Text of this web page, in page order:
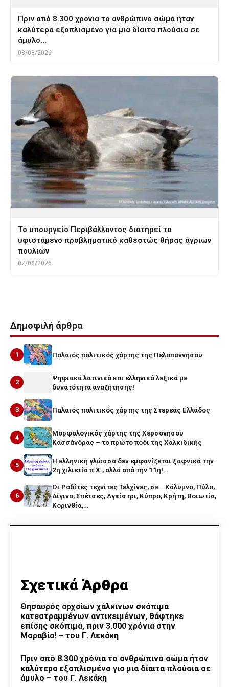
Πριν από 8.300 χρόνια το ανθρώπινο σώμα ήταν
καλύτερα εξοπλισμένο για μια δίαιτα πλούσια σε
άμυλο…
08/08/2026
Το υπουργείο Περιβάλλοντος διατηρεί το
υφιστάμενο προβληματικό καθεστώς θήρας άγριων
πουλιών
07/08/2026
Δημοφιλή άρθρα
1 Παλαιός πολιτικός χάρτης της Πελοποννήσου
2
Ψηφιακά λατινικά και ελληνικά λεξικά με
δυνατότητα αναζήτησης!
3 Παλαιός πολιτικός χάρτης της Στερεάς Ελλάδος
4
Μορφολογικός χάρτης της Χερσονήσου
Κασσάνδρας – το πρώτο πόδι της Χαλκιδικής
5
Η ελληνική γλώσσα δεν εμφανίζεται ξαφνικά την
2η χιλιετία π.Χ., αλλά από την 11η!…
6
Οι Ροδίτες τεχνίτες Τελχίνες, σε… Κάλυμνο, Πύλο,
Αίγινα, Σπέτσες, Αγκίστρι, Κύπρο, Κρήτη, Βοιωτία,
Κορινθία,…
Σχετικά Άρθρα
Θησαυρός αρχαίων χάλκινων σκόπιμα
κατεστραμμένων αντικειμένων, θάφτηκε
επίσης σκόπιμα, πριν 3.000 χρόνια στην
Μοραβία! – του Γ. Λεκάκη
Πριν από 8.300 χρόνια το ανθρώπινο σώμα ήταν
καλύτερα εξοπλισμένο για μια δίαιτα πλούσια σε
άμυλο – του Γ. Λεκάκη